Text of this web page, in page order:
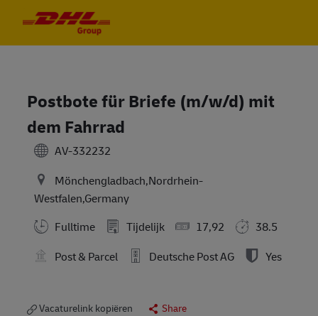
Postbote für Briefe (m/w/d) mit
dem Fahrrad
AV-332232
Mönchengladbach,Nordrhein-
Westfalen,Germany
Fulltime
Tijdelijk 17,92
38.5
Post & Parcel
Deutsche Post AG Yes
Vacaturelink kopiëren Share